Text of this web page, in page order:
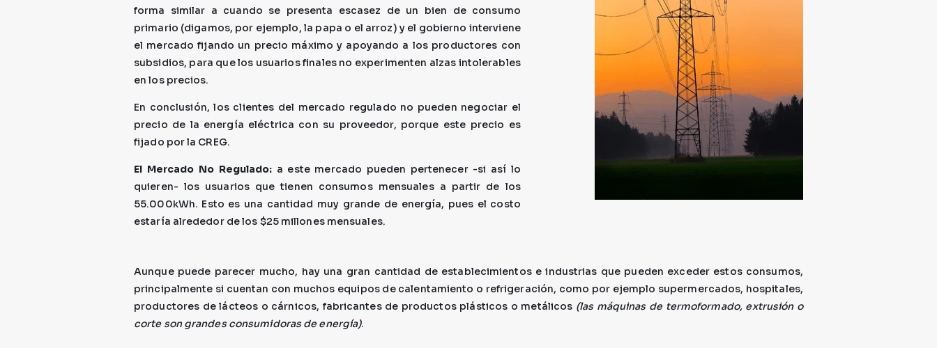
forma similar a cuando se presenta escasez de un bien de consumo
primario (digamos, por ejemplo, la papa o el arroz) y el gobierno interviene
el mercado fijando un precio máximo y apoyando a los productores con
subsidios, para que los usuarios finales no experimenten alzas intolerables
en los precios.
En conclusión, los clientes del mercado regulado no pueden negociar el
precio de la energía eléctrica con su proveedor, porque este precio es
fijado por la CREG.
El Mercado No Regulado: a este mercado pueden pertenecer -si así lo
quieren- los usuarios que tienen consumos mensuales a partir de los
55.000kWh. Esto es una cantidad muy grande de energía, pues el costo
estaría alrededor de los $25 millones mensuales.
Aunque puede parecer mucho, hay una gran cantidad de establecimientos e industrias que pueden exceder estos consumos,
principalmente si cuentan con muchos equipos de calentamiento o refrigeración, como por ejemplo supermercados, hospitales,
productores de lácteos o cárnicos, fabricantes de productos plásticos o metálicos (las máquinas de termoformado, extrusión o
corte son grandes consumidoras de energía).